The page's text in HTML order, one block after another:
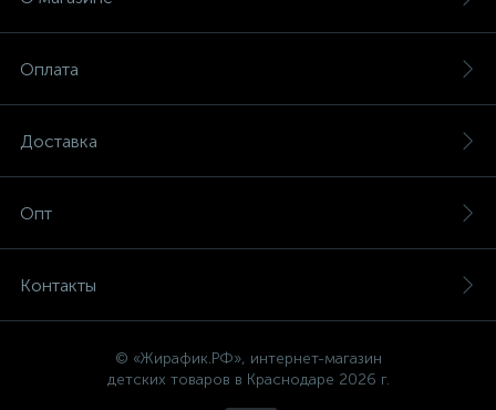
Оплата
Доставка
Опт
Контакты
© «Жирафик.РФ», интернет-магазин
детских товаров в Краснодаре 2026 г.